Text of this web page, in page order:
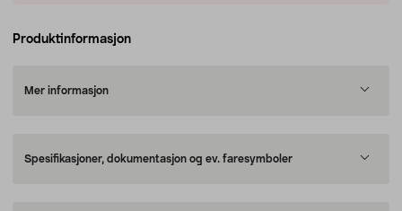
Produktinformasjon
Mer informasjon
Spesifikasjoner, dokumentasjon og ev. faresymboler